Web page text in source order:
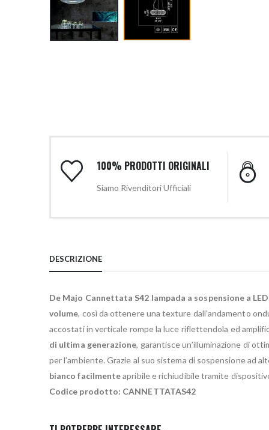
100% PRODOTTI ORIGINALI
Siamo Rivenditori Ufficiali
DESCRIZIONE
De Majo Cannettata S42 lampada a sospensione a LED
volume, così da ottenere una texture dall’andamento
accostati in verticale rompe la luce riflettendola ed
di ultima generazione, garantisce un’illuminazione di
per l’ambiente. Grazie al suo sistema di sospensione ad
bianco facilmenteapribile e richiudibile tramite
Codice prodotto: CANNETTATAS42